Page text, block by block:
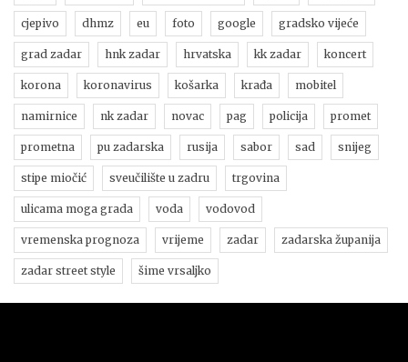
cjepivo dhmz eu foto google gradsko vijeće
grad zadar hnk zadar hrvatska kk zadar koncert
korona koronavirus košarka krađa mobitel
namirnice nk zadar novac pag policija promet
prometna pu zadarska rusija sabor sad snijeg
stipe miočić sveučilište u zadru trgovina
ulicama moga grada voda vodovod
vremenska prognoza vrijeme zadar zadarska županija
zadar street style šime vrsaljko